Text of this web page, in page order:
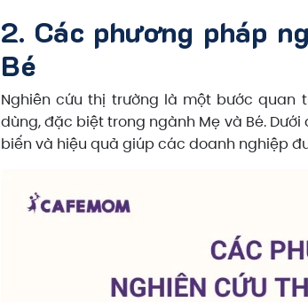
2. Các phương pháp
Bé
Nghiên cứu thị trường là một bước quan
dùng, đặc biệt trong ngành Mẹ và Bé.
biến và hiệu quả giúp các doanh nghiệp